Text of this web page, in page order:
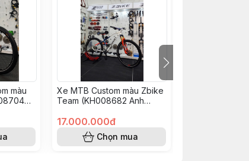
màu
Xe MTB Custom màu Zbike
Team (KH008682 Anh
17.000.000đ
Chọn mua